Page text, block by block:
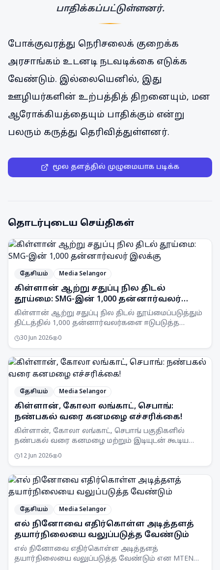
பாதிக்கப்பட்டுள்ளனர்.
போக்குவரத்து நெரிசலைக் குறைக்க
அரசாங்கம் உடனடி நடவடிக்கை எடுக்க
வேண்டும். இல்லையெனில், இது
ஊழியர்களின் உற்பத்தித் திறனையும், மன
ஆரோக்கியத்தையும் பாதிக்கும் என்று
பலரும் கருத்து தெரிவித்துள்ளனர்.
மூல தளத்தில் முழுமையாக படிக்க
தொடர்புடைய செய்திகள்
தேசியம் Media Selangor
கிள்ளான் ஆற்று சதுப்பு நில திடல்
தூய்மை: SMG-இன் 1,000 தன்னார்வலர்
இலக்கு
கிள்ளான் ஆற்று சதுப்பு நில திடல் தூய்மைப்படுத்தும்
திட்டத்தில் 1,000 தன்னார்வலர்களை ஈடுபடுத்த
வைத்துள்ளது.
30 Jun 2026 0
தேசியம் Media Selangor
கிள்ளான், கோலா லங்காட், செபாங்:
நண்பகல் வரை கனமழை எச்சரிக்கை!
கிள்ளான், கோலா லங்காட், செபாங் பகுதிகளில்
நண்பகல் வரை கனமழை மற்றும் இடியுடன் கூடிய
எச்சரிக்கை விடுத்துள்ளது.
12 Jun 2026 0
தேசியம் Media Selangor
எல் நினோவை எதிர்கொள்ள அடித்தளத்
தயார்நிலையை வலுப்படுத்த வேண்டும்
எல் நினோவை எதிர்கொள்ள அடித்தளத்
தயார்நிலையை வலுப்படுத்த வேண்டும் என MTEN